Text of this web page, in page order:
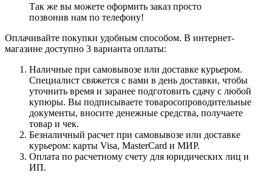
Так же вы можете оформить заказ просто
позвонив нам по телефону!
Оплачивайте покупки удобным способом. В интернет-
магазине доступно 3 варианта оплаты:
Наличные при самовывозе или доставке курьером.
Специалист свяжется с вами в день доставки, чтобы
уточнить время и заранее подготовить сдачу с любой
купюры. Вы подписываете товаросопроводительные
документы, вносите денежные средства, получаете
товар и чек.
Безналичный расчет при самовывозе или доставке
курьером: карты Visa, MasterCard и МИР.
Оплата по расчетному счету для юридических лиц и
ИП.